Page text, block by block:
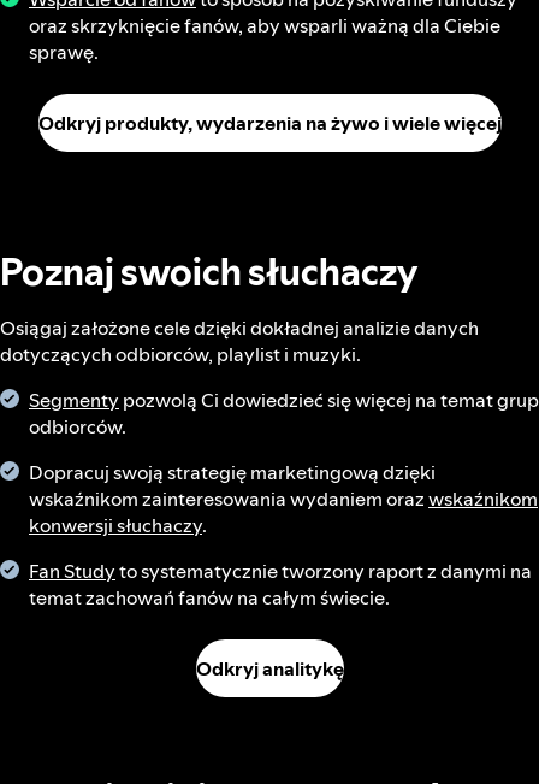
oraz skrzyknięcie fanów, aby wsparli ważną dla Ciebie
sprawę.
Odkryj produkty, wydarzenia na żywo i wiele więcej
Poznaj swoich słuchaczy
Osiągaj założone cele dzięki dokładnej analizie danych
dotyczących odbiorców, playlist i muzyki.
Segmenty pozwolą Ci dowiedzieć się więcej na temat grup
odbiorców.
Dopracuj swoją strategię marketingową dzięki
wskaźnikom zainteresowania wydaniem orazwskaźnikom
konwersji słuchaczy.
Fan Studyto systematycznie tworzony raport z danymi na
temat zachowań fanów na całym świecie.
Odkryj analitykę